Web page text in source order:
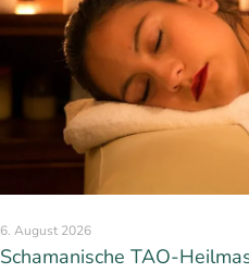
6. August 2026
Schamanische TAO-